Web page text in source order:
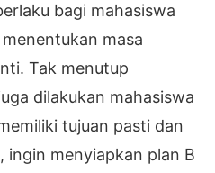
bagi mahasiswa
masa
Tak menutup
dilakukan mahasiswa
tujuan pasti dan
ingin menyiapkan plan B